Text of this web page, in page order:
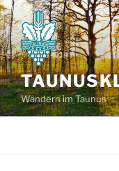
Zum
Inhalt
springen
Wandern im Taunus